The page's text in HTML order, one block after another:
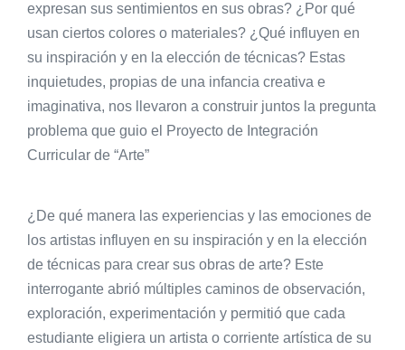
expresan sus sentimientos en sus obras? ¿Por qué
usan ciertos colores o materiales? ¿Qué influyen en
su inspiración y en la elección de técnicas? Estas
inquietudes, propias de una infancia creativa e
imaginativa, nos llevaron a construir juntos la pregunta
problema que guio el Proyecto de Integración
Curricular de “Arte”
¿De qué manera las experiencias y las emociones de
los artistas influyen en su inspiración y en la elección
de técnicas para crear sus obras de arte? Este
interrogante abrió múltiples caminos de observación,
exploración, experimentación y permitió que cada
estudiante eligiera un artista o corriente artística de su